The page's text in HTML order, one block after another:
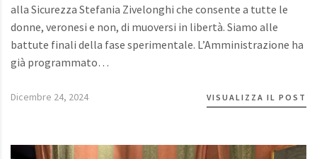
alla Sicurezza Stefania Zivelonghi che consente a tutte le
donne, veronesi e non, di muoversi in libertà. Siamo alle
battute finali della fase sperimentale. L’Amministrazione ha
già programmato…
Dicembre 24, 2024 VISUALIZZA IL POST